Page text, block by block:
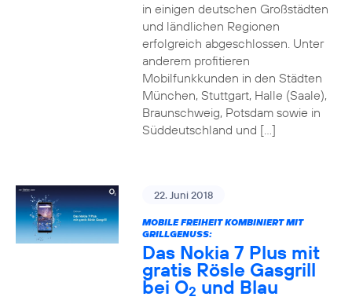
in einigen deutschen Großstädten
und ländlichen Regionen
erfolgreich abgeschlossen. Unter
anderem profitieren
Mobilfunkkunden in den Städten
München, Stuttgart, Halle (Saale),
Braunschweig, Potsdam sowie in
Süddeutschland und […]
22. Juni 2018
MOBILE FREIHEIT KOMBINIERT MIT
GRILLGENUSS:
Das Nokia 7 Plus mit
gratis Rösle Gasgrill
bei O2 und Blau